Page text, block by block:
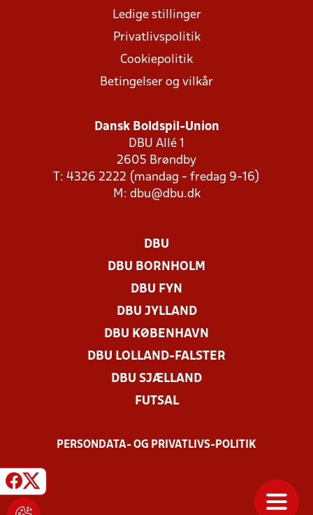
Ledige stillinger
Privatlivspolitik
Cookiepolitik
Betingelser og vilkår
Dansk Boldspil-Union
DBU Allé 1
2605 Brøndby
T: 4326 2222 (mandag - fredag 9-16)
M: dbu@dbu.dk
DBU
DBU BORNHOLM
DBU FYN
DBU JYLLAND
DBU KØBENHAVN
DBU LOLLAND-FALSTER
DBU SJÆLLAND
FUTSAL
PERSONDATA- OG PRIVATLIVS-POLITIK